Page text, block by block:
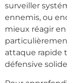
surveiller
ennemis, ou
mieux réagir
attaque rapide
défensive